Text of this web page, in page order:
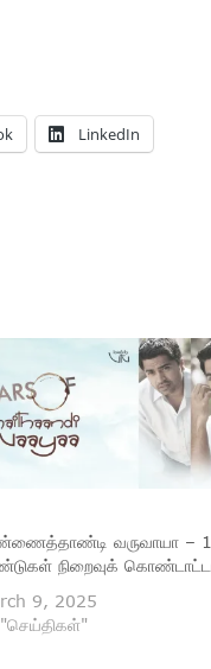
LinkedIn
வருவாயா –
நிறைவுக்
9, 2025